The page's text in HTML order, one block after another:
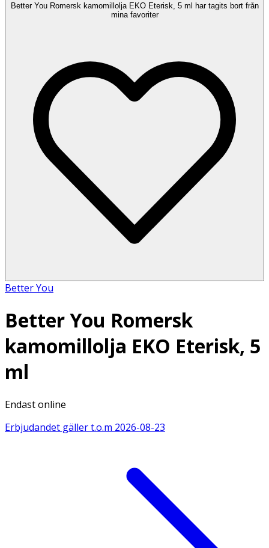
Better You Romersk kamomillolja EKO Eterisk, 5 ml har tagits bort från
mina favoriter
Better You
Better You Romersk
kamomillolja EKO Eterisk, 5
ml
Endast online
Erbjudandet gäller t.o.m 2026-08-23